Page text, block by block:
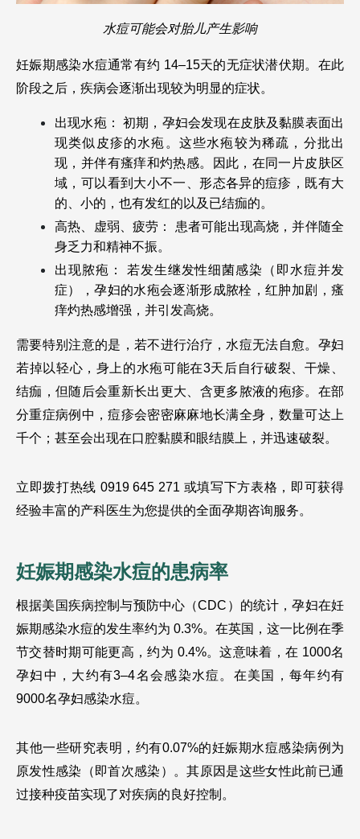
水痘可能会对胎儿产生影响
妊娠期感染水痘通常有约 14–15天的无症状潜伏期。在此
阶段之后，疾病会逐渐出现较为明显的症状。
出现水疱： 初期，孕妇会发现在皮肤及黏膜表面出
现类似皮疹的水疱。这些水疱较为稀疏，分批出
现，并伴有瘙痒和灼热感。因此，在同一片皮肤区
域，可以看到大小不一、形态各异的痘疹，既有大
的、小的，也有发红的以及已结痂的。
高热、虚弱、疲劳： 患者可能出现高烧，并伴随全
身乏力和精神不振。
出现脓疱： 若发生继发性细菌感染（即水痘并发
症），孕妇的水疱会逐渐形成脓栓，红肿加剧，瘙
痒灼热感增强，并引发高烧。
需要特别注意的是，若不进行治疗，水痘无法自愈。孕妇
若掉以轻心，身上的水疱可能在3天后自行破裂、干燥、
结痂，但随后会重新长出更大、含更多脓液的疱疹。在部
分重症病例中，痘疹会密密麻麻地长满全身，数量可达上
千个；甚至会出现在口腔黏膜和眼结膜上，并迅速破裂。
立即拨打热线 0919 645 271 或填写下方表格，即可获得
经验丰富的产科医生为您提供的全面孕期咨询服务。
妊娠期感染水痘的患病率
根据美国疾病控制与预防中心（CDC）的统计，孕妇在妊
娠期感染水痘的发生率约为 0.3%。在英国，这一比例在季
节交替时期可能更高，约为 0.4%。这意味着，在 1000名
孕妇中，大约有3–4名会感染水痘。在美国，每年约有
9000名孕妇感染水痘。
其他一些研究表明，约有0.07%的妊娠期水痘感染病例为
原发性感染（即首次感染）。其原因是这些女性此前已通
过接种疫苗实现了对疾病的良好控制。